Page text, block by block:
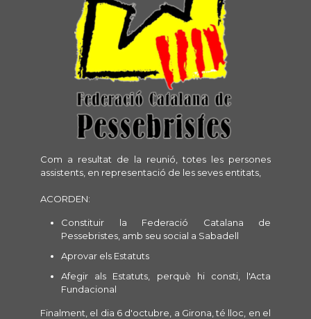
Com a resultat de la reunió, totes les persones
assistents, en representació de les seves entitats,
ACORDEN:
Constituir la Federació Catalana de
Pessebristes, amb seu social a Sabadell
Aprovar els Estatuts
Afegir als Estatuts, perquè hi consti, l'Acta
Fundacional
Finalment, el dia 6 d'octubre, a Girona, té lloc, en el